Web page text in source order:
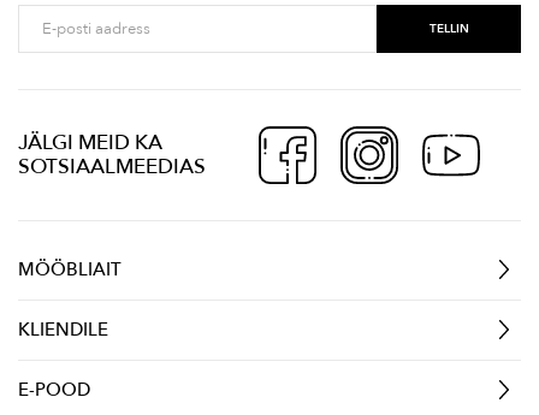
JÄLGI MEID KA
SOTSIAALMEEDIAS
MÖÖBLIAIT
KLIENDILE
E-POOD